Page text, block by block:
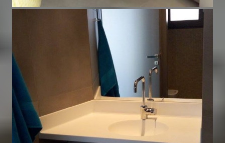
Έπιπλo μπάνιου
Έπιπλα Μπάνιου